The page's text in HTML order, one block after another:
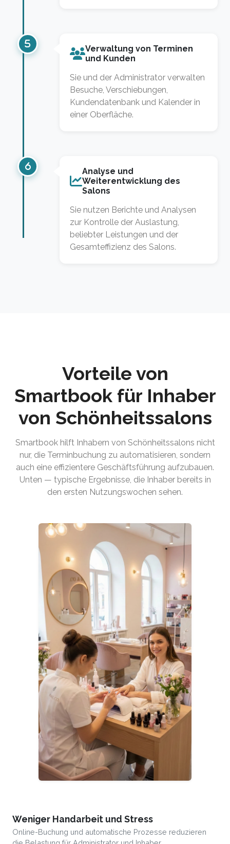
Verwaltung von Terminen
und Kunden
Sie und der Administrator verwalten
Besuche, Verschiebungen,
Kundendatenbank und Kalender in
einer Oberfläche.
Analyse und
Weiterentwicklung des
Salons
Sie nutzen Berichte und Analysen
zur Kontrolle der Auslastung,
beliebter Leistungen und der
Gesamteffizienz des Salons.
Vorteile von
Smartbook für Inhaber
von Schönheitssalons
Smartbook hilft Inhabern von Schönheitssalons nicht
nur, die Terminbuchung zu automatisieren, sondern
auch eine effizientere Geschäftsführung aufzubauen.
Unten — typische Ergebnisse, die Inhaber bereits in
den ersten Nutzungswochen sehen.
Weniger Handarbeit und Stress
Online-Buchung und automatische Prozesse reduzieren